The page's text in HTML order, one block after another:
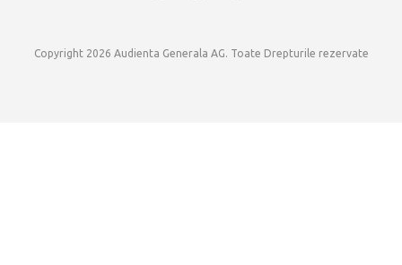
Copyright 2026 Audienta Generala AG. Toate Drepturile rezervate